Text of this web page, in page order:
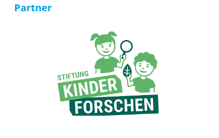
Partner